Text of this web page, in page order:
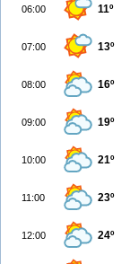
06:00 11º
07:00 13º
08:00 16º
09:00 19º
10:00 21º
11:00 23º
12:00 24º